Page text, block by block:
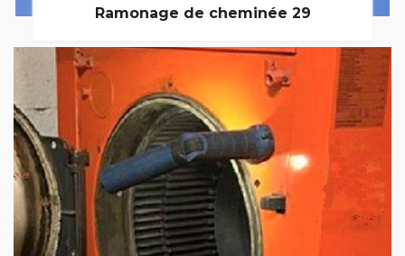
Ramonage de cheminée 29